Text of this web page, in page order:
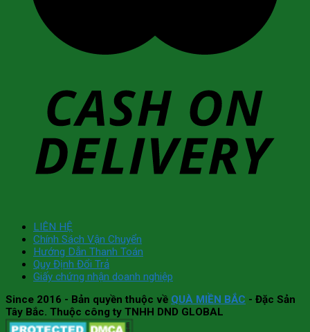
LIÊN HỆ
Chính Sách Vận Chuyển
Hướng Dẫn Thanh Toán
Quy Định Đổi Trả
Giấy chứng nhận doanh nghiệp
Since 2016 - Bản quyền thuộc về QUÀ MIỀN BẮC - Đặc Sản
Tây Bắc. Thuộc công ty TNHH DND GLOBAL